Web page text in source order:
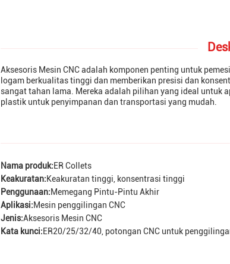
Aksesoris Mesin CNC adalah komponen penting untuk
logam berkualitas tinggi dan memberikan presisi dan
sangat tahan lama. Mereka adalah pilihan yang ideal untuk
plastik untuk penyimpanan dan transportasi yang mudah.
Nama produk:ER Collets
Keakuratan:Keakuratan tinggi, konsentrasi tinggi
Penggunaan:Memegang Pintu-Pintu Akhir
Aplikasi:Mesin penggilingan CNC
Jenis:Aksesoris Mesin CNC
Kata kunci:ER20/25/32/40, potongan CNC untuk